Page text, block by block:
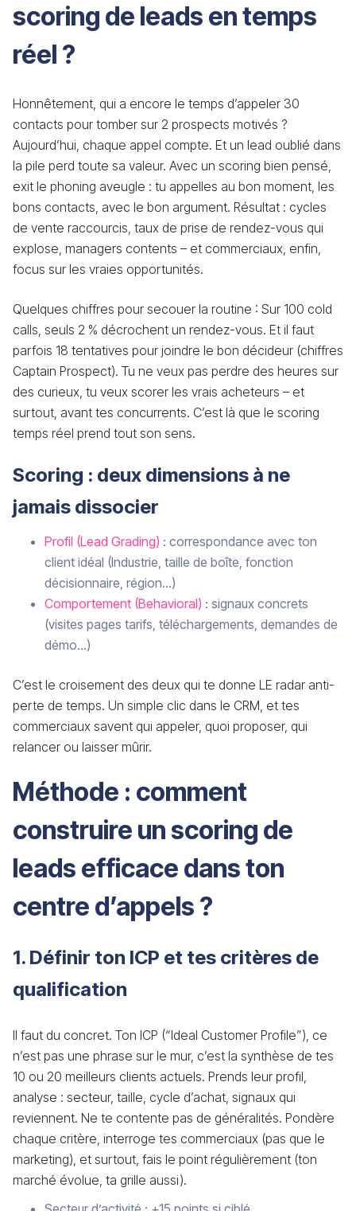
scoring de leads en temps
réel ?
Honnêtement, qui a encore le temps d’appeler 30
contacts pour tomber sur 2 prospects motivés ?
Aujourd’hui, chaque appel compte. Et un lead oublié dans
la pile perd toute sa valeur. Avec un scoring bien pensé,
exit le phoning aveugle : tu appelles au bon moment, les
bons contacts, avec le bon argument. Résultat : cycles
de vente raccourcis, taux de prise de rendez-vous qui
explose, managers contents – et commerciaux, enfin,
focus sur les vraies opportunités.
Quelques chiffres pour secouer la routine : Sur 100 cold
calls, seuls 2 % décrochent un rendez-vous. Et il faut
parfois 18 tentatives pour joindre le bon décideur (chiffres
Captain Prospect). Tu ne veux pas perdre des heures sur
des curieux, tu veux scorer les vrais acheteurs – et
surtout, avant tes concurrents. C’est là que le scoring
temps réel prend tout son sens.
Scoring : deux dimensions à ne
jamais dissocier
Profil (Lead Grading) : correspondance avec ton
client idéal (Industrie, taille de boîte, fonction
décisionnaire, région…)
Comportement (Behavioral) : signaux concrets
(visites pages tarifs, téléchargements, demandes de
démo…)
C’est le croisement des deux qui te donne LE radar anti-
perte de temps. Un simple clic dans le CRM, et tes
commerciaux savent qui appeler, quoi proposer, qui
relancer ou laisser mûrir.
Méthode : comment
construire un scoring de
leads efficace dans ton
centre d’appels ?
1. Définir ton ICP et tes critères de
qualification
Il faut du concret. Ton ICP (“Ideal Customer Profile”), ce
n’est pas une phrase sur le mur, c’est la synthèse de tes
10 ou 20 meilleurs clients actuels. Prends leur profil,
analyse : secteur, taille, cycle d’achat, signaux qui
reviennent. Ne te contente pas de généralités. Pondère
chaque critère, interroge tes commerciaux (pas que le
marketing), et surtout, fais le point régulièrement (ton
marché évolue, ta grille aussi).